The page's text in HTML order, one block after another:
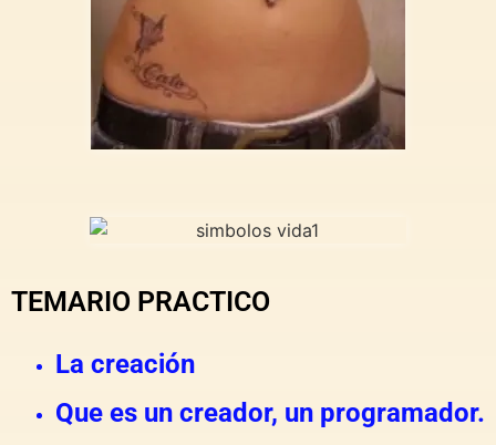
TEMARIO PRACTICO
La creación
Que es un creador, un programador.